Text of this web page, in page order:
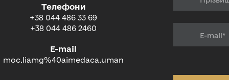
Телефони
+38 044 486 33 69
+38 044 486 2460
E-mail
moc.liamg%40aimedaca.uman